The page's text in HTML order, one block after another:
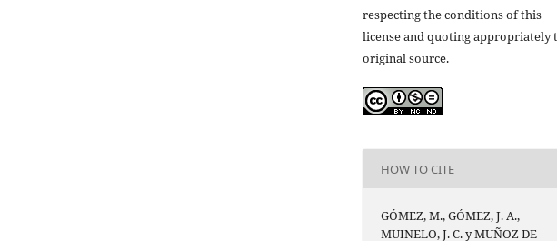
respecting the conditions of this
license and quoting appropriately
original source.
HOW TO CITE
GÓMEZ, M., GÓMEZ, J. A.,
MUINELO, J. C. y MUÑOZ DE